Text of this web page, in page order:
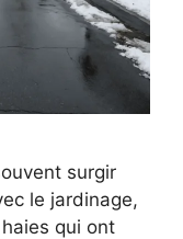
surgir
le jardinage,
qui ont